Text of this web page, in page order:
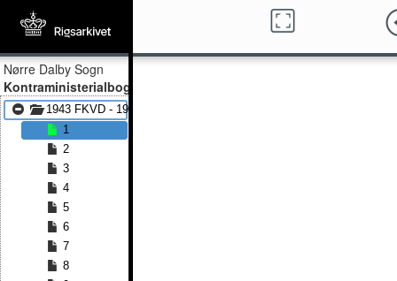
Nørre Dalby Sogn
Kontraministerialbog
1943 FKVD - 1970 FKVD
1
2
3
4
5
6
7
8